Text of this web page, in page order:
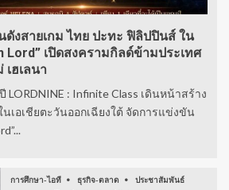
ดังสายเกม ไทย ปะทะ ฟิลิปปินส์ ใน
Lord” เปิดสงครามกิลด์ข้ามประเทศ
เฮเลนา
LORDNINE : Infinite Class เดินหน้าสร้าง
เอเชียตะวันออกเฉียงใต้ จัดการแข่งขัน
การศึกษา-ไอที ธุรกิจ-ตลาด ประชาสัมพันธ์